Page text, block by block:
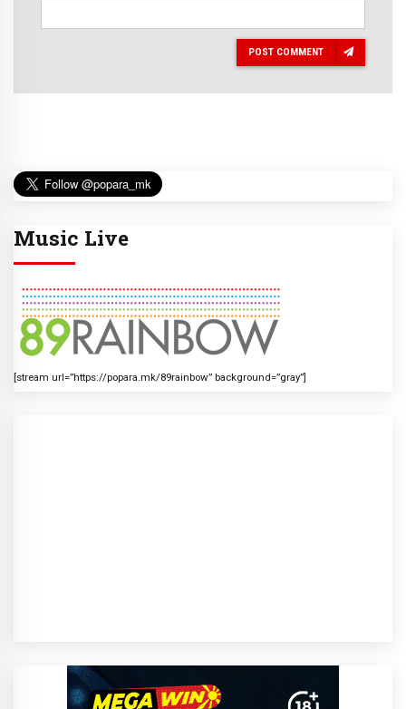
POST COMMENT
Music Live
[stream url=”https://popara.mk/89rainbow” background=”gray”]